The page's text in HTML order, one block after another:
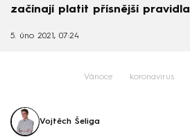
začínají platit přísnější pravidla
5. úno 2021, 07:24
Vánoce koronavirus
Vojtěch Šeliga